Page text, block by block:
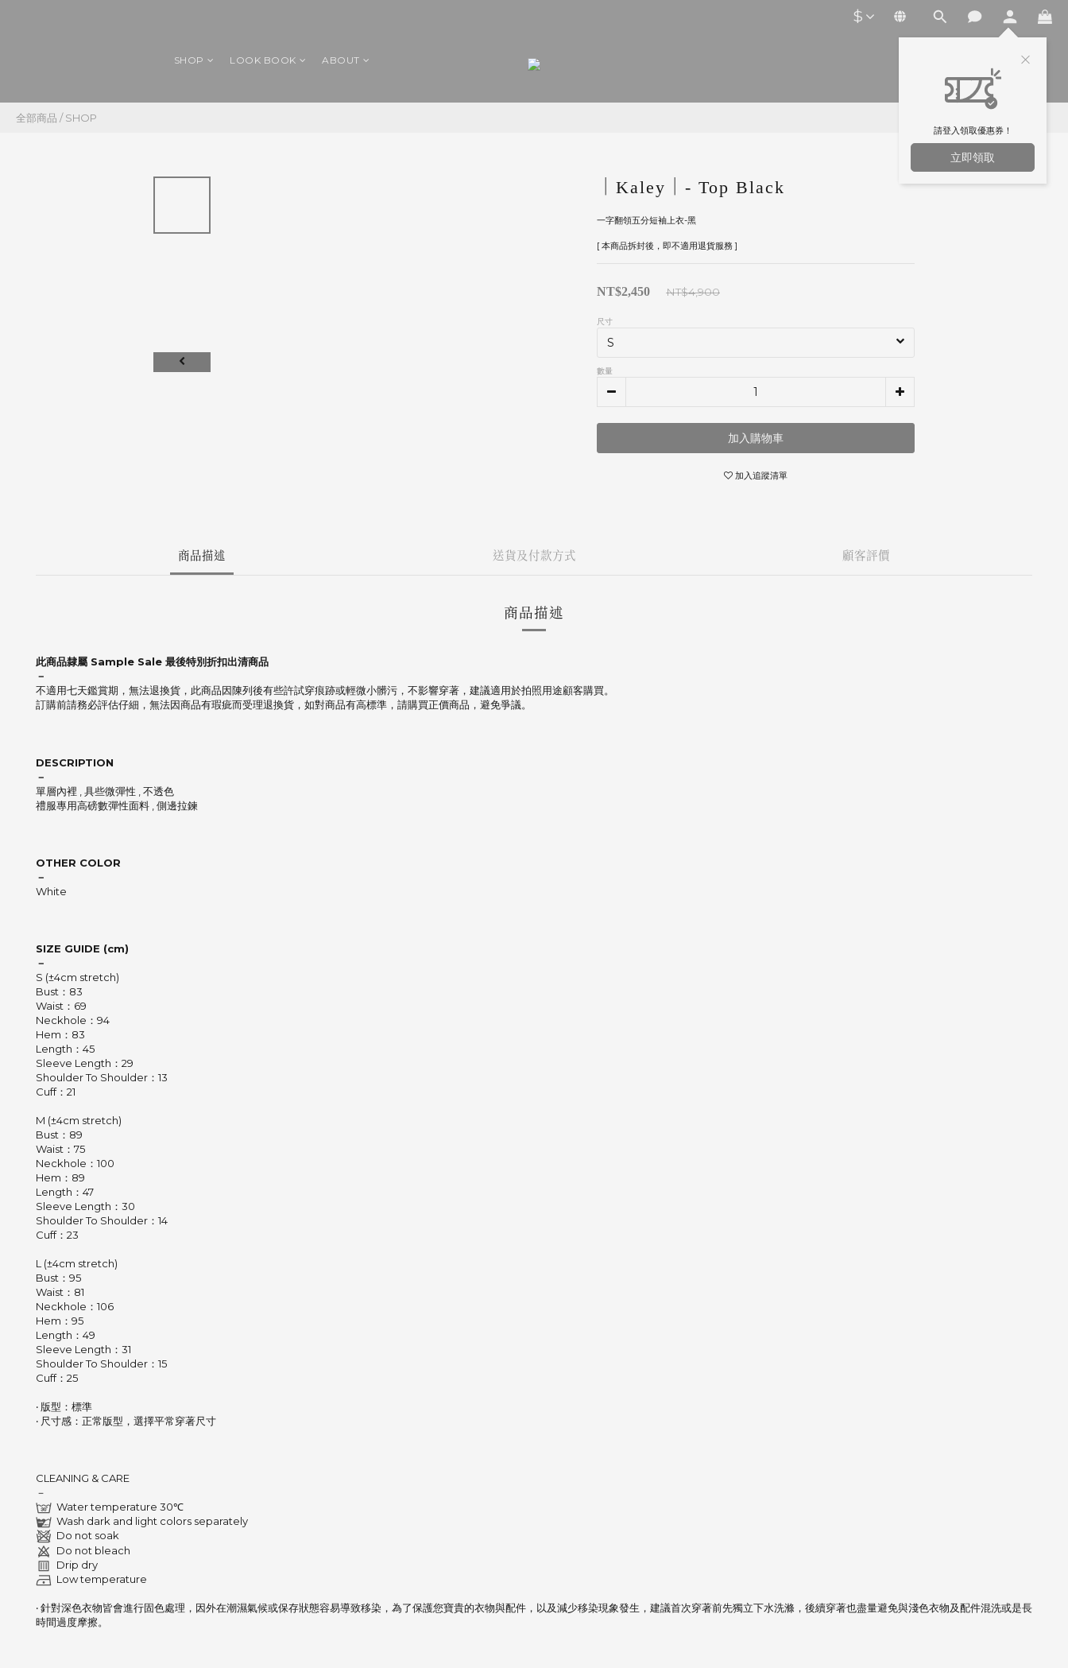
$
請登入領取優惠券！
立即領取
SHOP LOOK BOOK ABOUT
全部商品 /SHOP
｜Kaley｜- Top Black
一字翻領五分短袖上衣-黑
[ 本商品拆封後，即不適用退貨服務 ]
NT$2,450 NT$4,900
尺寸
數量
加入購物車
加入追蹤清單
商品描述 送貨及付款方式 顧客評價
商品描述
此商品隸屬 Sample Sale 最後特別折扣出清商品
－
不適用七天鑑賞期，無法退換貨，此商品因陳列後有些許試穿痕跡或輕微小髒污，不影響穿著，建議適用於拍照用途顧客購買。
訂購前請務必評估仔細，無法因商品有瑕疵而受理退換貨，如對商品有高標準，請購買正價商品，避免爭議。
DESCRIPTION
－
單層內裡 , 具些微彈性 , 不透色
禮服專用高磅數彈性面料 , 側邊拉鍊
OTHER COLOR
－
White
SIZE GUIDE (cm)
－
S (±4cm stretch)
Bust：83
Waist：69
Neckhole：94
Hem：83
Length：45
Sleeve Length：29
Shoulder To Shoulder：13
Cuff：21
M (±4cm stretch)
Bust：89
Waist：75
Neckhole：100
Hem：89
Length：47
Sleeve Length：30
Shoulder To Shoulder：14
Cuff：23
L (±4cm stretch)
Bust：95
Waist：81
Neckhole：106
Hem：95
Length：49
Sleeve Length：31
Shoulder To Shoulder：15
Cuff：25
‧ 版型：標準
‧ 尺寸感：正常版型，選擇平常穿著尺寸
CLEANING & CARE
－
Water temperature 30℃
Wash dark and light colors separately
Do not soak
Do not bleach
Drip dry
Low temperature
‧ 針對深色衣物皆會進行固色處理，因外在潮濕氣候或保存狀態容易導致移染， 為了保護您寶貴的衣物與配件，以及減少移染現象發生，建議首次穿著前先獨立下水洗滌， 後續穿著也盡量避免與淺色衣物及配件混洗或是長
時間過度摩擦。